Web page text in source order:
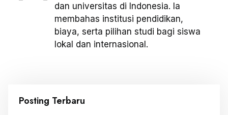
dan universitas di Indonesia. Ia
membahas institusi pendidikan,
biaya, serta pilihan studi bagi siswa
lokal dan internasional.
Posting Terbaru